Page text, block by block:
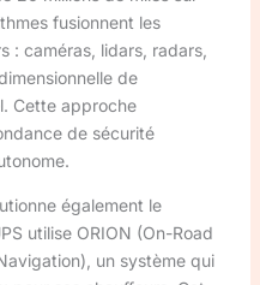
fusionnent les
: caméras, lidars, radars,
de
Cette approche
de sécurité
également le
utilise ORION (On-Road
un système qui